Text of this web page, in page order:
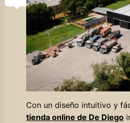
Con un diseño intuitivo y
tienda online de De Diego